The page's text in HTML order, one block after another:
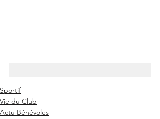
Sportif
Vie du Club
Actu Bénévoles